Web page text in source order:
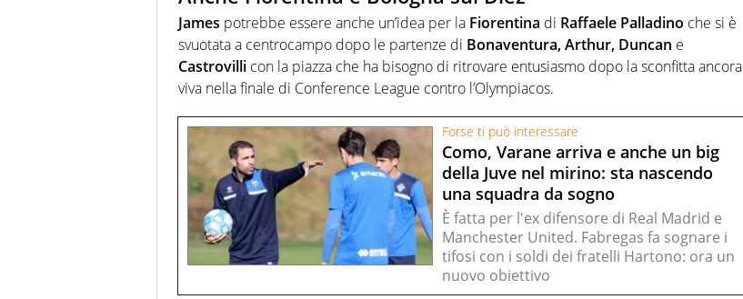
James potrebbe essere anche un’idea per la Fiorentina di Raffaele Palladino che si è
svuotata a centrocampo dopo le partenze di Bonaventura, Arthur, Duncan e
Castrovilli con la piazza che ha bisogno di ritrovare entusiasmo dopo la sconfitta ancora
viva nella finale di Conference League contro l’Olympiacos.
Forse ti può interessare
Como, Varane arriva e anche un big
della Juve nel mirino: sta nascendo
una squadra da sogno
È fatta per l'ex difensore di Real Madrid e
Manchester United. Fabregas fa sognare i
tifosi con i soldi dei fratelli Hartono: ora un
nuovo obiettivo